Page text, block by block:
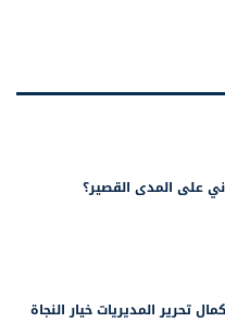
على المدى القصير؟
تحرير المديريات خيار النجاة